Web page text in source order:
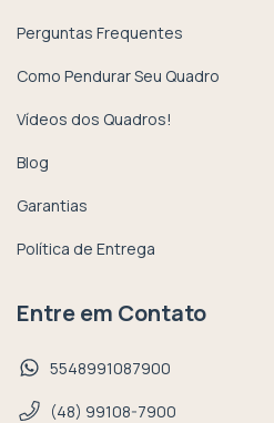
Perguntas Frequentes
Como Pendurar Seu Quadro
Vídeos dos Quadros!
Blog
Garantias
Política de Entrega
Entre em Contato
5548991087900
(48) 99108-7900